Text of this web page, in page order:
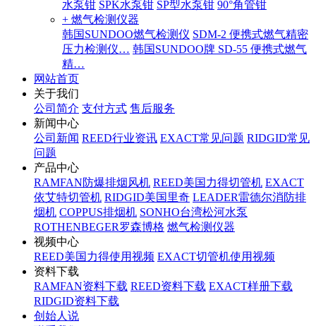
水泵钳 SPK水泵钳 SP型水泵钳 90°角管钳
+ 燃气检测仪器
韩国SUNDOO燃气检测仪 SDM-2 便携式燃气精密
压力检测仪… 韩国SUNDOO牌 SD-55 便携式燃气
精…
网站首页
关于我们
公司简介 支付方式 售后服务
新闻中心
公司新闻 REED行业资讯 EXACT常见问题 RIDGID常见
问题
产品中心
RAMFAN防爆排烟风机 REED美国力得切管机 EXACT
依艾特切管机 RIDGID美国里奇 LEADER雷德尔消防排
烟机 COPPUS排烟机 SONHO台湾松河水泵
ROTHENBEGER罗森博格 燃气检测仪器
视频中心
REED美国力得使用视频 EXACT切管机使用视频
资料下载
RAMFAN资料下载 REED资料下载 EXACT样册下载
RIDGID资料下载
创始人说